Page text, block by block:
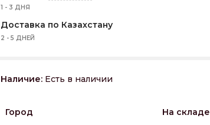
1 - 3 ДНЯ
Доставка по Казахстану
2 - 5 ДНЕЙ
Наличие: Есть в наличии
Город На складе